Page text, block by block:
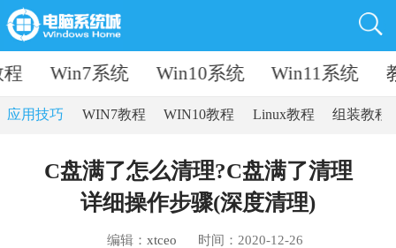
Win7系统 Win10系统 Win11系统
应用技巧 WIN7教程 WIN10教程 Linux教程 组装教程
C盘满了怎么清理?C盘满了清理
详细操作步骤(深度清理)
编辑：xtceo 时间：2020-12-26